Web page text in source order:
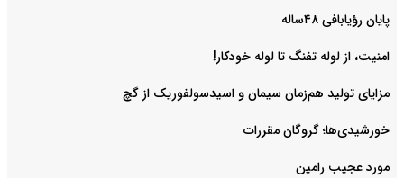
پایان رؤیابافی ۴۸ساله
امنیت، از لوله تفنگ تا ‌لوله خودکار!
مزایای تولید هم‌زمان سیمان و اسیدسولفوریک از گچ
خورشیدی‌ها؛ گروگان مقررات
مورد عجیب رامین